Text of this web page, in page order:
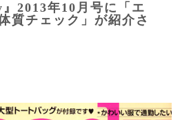
2013年10月号に「エ
質チェック」が紹介さ